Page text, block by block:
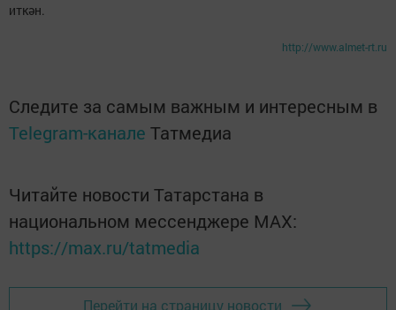
иткән.
http://www.almet-rt.ru
Следите за самым важным и интересным в
Telegram-канале Татмедиа
Читайте новости Татарстана в
национальном мессенджере MАХ:
https://max.ru/tatmedia
Перейти на страницу новости